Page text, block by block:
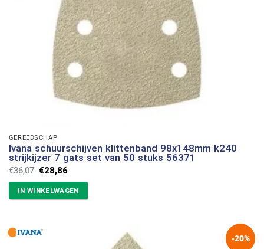
GEREEDSCHAP
Ivana schuurschijven klittenband 98x148mm k240
strijkijzer 7 gats set van 50 stuks 56371
€36,07 Oorspronkelijke
prijs
was:
€36,07.
€28,86Huidige
is:
€28,86.
IN WINKELWAGEN
-20%